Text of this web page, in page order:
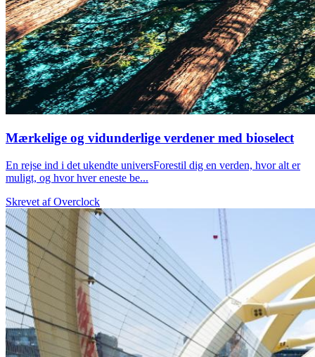
Mærkelige og vidunderlige verdener med bioselect
En rejse ind i det ukendte universForestil dig en verden, hvor alt er
muligt, og hvor hver eneste be...
Skrevet afOverclock